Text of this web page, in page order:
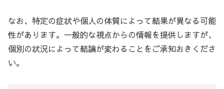
なお、特定の症状や個人の体質によって結果が異なる可能
性があります。一般的な視点からの情報を提供しますが、
個別の状況によって結論が変わることをご承知おきくださ
い。